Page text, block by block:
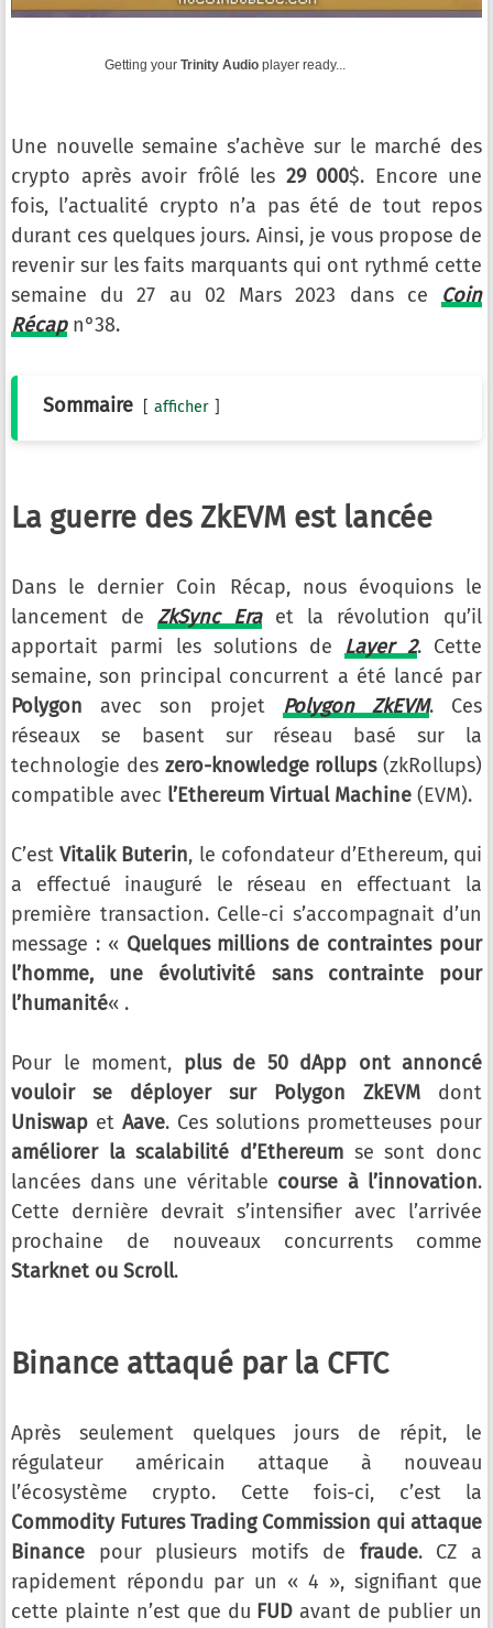
Getting your Trinity Audio player ready...
Une nouvelle semaine s’achève sur le marché des
crypto après avoir frôlé les 29 000$. Encore une
fois, l’actualité crypto n’a pas été de tout repos
durant ces quelques jours. Ainsi, je vous propose de
revenir sur les faits marquants qui ont rythmé cette
semaine du 27 au 02 Mars 2023 dans ce Coin
Récapn°38.
Sommaire afficher
La guerre des ZkEVM est lancée
Dans le dernier Coin Récap, nous évoquions le
lancement de ZkSync Eraet la révolution qu’il
apportait parmi les solutions de Layer 2. Cette
semaine, son principal concurrent a été lancé par
Polygon avec son projet Polygon ZkEVM. Ces
réseaux se basent sur réseau basé sur la
technologie des zero-knowledge rollups(zkRollups)
compatible avec l’Ethereum Virtual Machine (EVM).
C’estVitalik Buterin, le cofondateur d’Ethereum, qui
a effectué inauguré le réseau en effectuant la
première transaction. Celle-ci s’accompagnait d’un
message : « Quelques millions de contraintes pour
l’homme, une évolutivité sans contrainte pour
l’humanité« .
Pour le moment, plus de 50 dApp ont annoncé
vouloir se déployer sur Polygon ZkEVM dont
Uniswap et Aave. Ces solutions prometteuses pour
améliorer la scalabilité d’Ethereum se sont donc
lancées dans une véritable course à l’innovation.
Cette dernière devrait s’intensifier avec l’arrivée
prochaine de nouveaux concurrents comme
Starknet ou Scroll.
Binance attaqué par la CFTC
Après seulement quelques jours de répit, le
régulateur américain attaque à nouveau
l’écosystème crypto. Cette fois-ci, c’est la
Commodity Futures Trading Commission qui attaque
Binance pour plusieurs motifs de fraude. CZ a
rapidement répondu par un « 4 », signifiant que
cette plainte n’est que du FUD avant de publier un